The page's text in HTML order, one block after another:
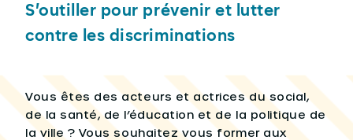
S’outiller pour prévenir et lutter
contre les discriminations
Vous êtes des acteurs et actrices du social,
de la santé, de l’éducation et de la politique de
la ville ? Vous souhaitez vous former aux